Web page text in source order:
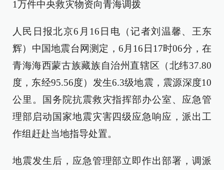
1万件中央救灾物资向青海调拨
人民日报北京6月16日电（记者刘温馨、王东
辉）中国地震台网测定，6月16日17时06分，在
青海海西蒙古族藏族自治州直辖区（北纬37.80
度，东经95.56度）发生6.3级地震，震源深度10
公里。国务院抗震救灾指挥部办公室、应急管
理部启动国家地震灾害四级应急响应，派出工
作组赶赴当地指导处置。
地震发生后，应急管理部立即作出部署，调派